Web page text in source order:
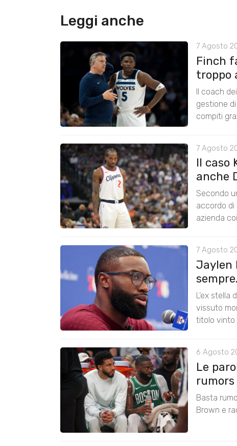
Leggi anche
7 Agosto
Finch
troppo
Il coach
gestione
compiti
7 Agosto
Il caso
anche
Secondo
accordo di
azienda
7 Agosto
Jaylen
L’ex
vissuto
titolo vinto
6 Agosto
Le
Basta
Brown e